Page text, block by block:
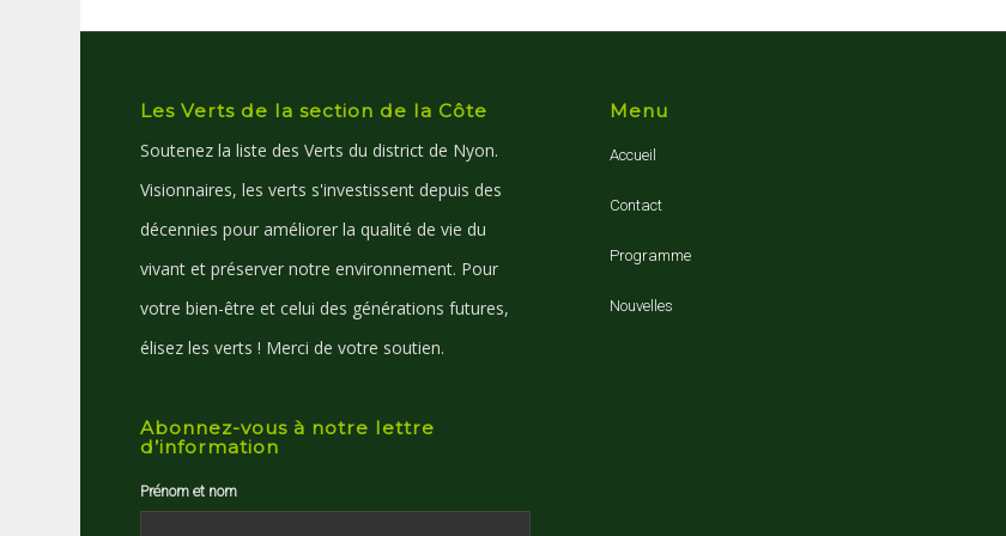
Les Verts de la section de la Côte
Soutenez la liste des Verts du district de Nyon.
Visionnaires, les verts s'investissent depuis des
décennies pour améliorer la qualité de vie du
vivant et préserver notre environnement. Pour
votre bien-être et celui des générations futures,
élisez les verts ! Merci de votre soutien.
Abonnez-vous à notre lettre
d’information
Prénom et nom
Menu
Accueil
Contact
Programme
Nouvelles